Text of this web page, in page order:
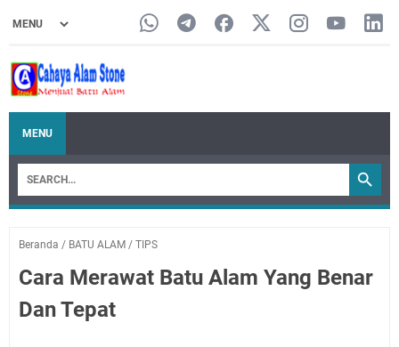
MENU
Beranda / BATU ALAM / TIPS
Cara Merawat Batu Alam Yang Benar
Dan Tepat